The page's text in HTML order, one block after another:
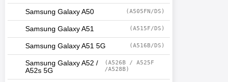
Samsung Galaxy A50 (A505FN/DS)
Samsung Galaxy A51 (A515F/DS)
Samsung Galaxy A51 5G (A516B/DS)
Samsung Galaxy A52 /
A52s 5G
(A526B / A525F
/A528B)